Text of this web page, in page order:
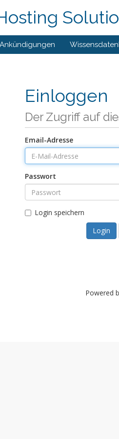
Ankündigungen
Einloggen
Der Zugriff auf
Email-Adresse
Passwort
Login speichern
Powered